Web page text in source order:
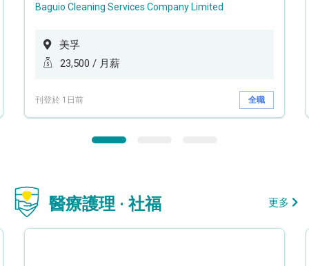
Baguio Cleaning Services Company Limited
美孚
23,500 / 月薪
刊登於 1日前 全職
醫療護理 · 社福 更多